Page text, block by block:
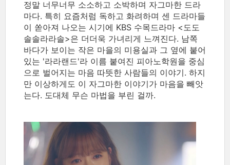
정말 너무너무 소소하고 소박하며 자그마한 드라
마다. 특히 요즘처럼 독하고 화려하며 센 드라마들
이 쏟아져 나오는 시기에 KBS 수목드라마 <도도
솔솔라라솔>은 더더욱 가녀리게 느껴진다. 남쪽
바다가 보이는 작은 마을의 미용실과 그 옆에 붙어
있는 '라라랜드'라 이름 붙여진 피아노학원을 중심
으로 벌어지는 마음 따뜻한 사람들의 이야기. 하지
만 이상하게도 이 자그마한 이야기가 마음을 빼앗
는다. 도대체 무슨 마법을 부린 걸까.